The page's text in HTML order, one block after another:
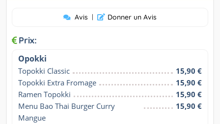
Avis | Donner un Avis
Prix:
Opokki
Topokki Classic
15,90 €
Topokki Extra Fromage
15,90 €
Ramen Topokki
15,90 €
Menu Bao Thai Burger Curry
Mangue
15,90 €